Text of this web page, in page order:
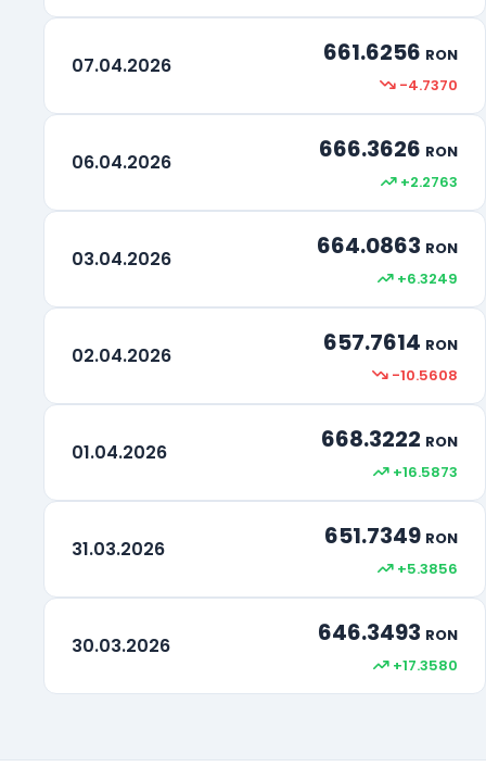
07.04.2026 661.6256 RON
-4.7370
06.04.2026 666.3626 RON
+2.2763
03.04.2026 664.0863 RON
+6.3249
02.04.2026 657.7614 RON
-10.5608
01.04.2026 668.3222 RON
+16.5873
31.03.2026 651.7349 RON
+5.3856
30.03.2026 646.3493 RON
+17.3580